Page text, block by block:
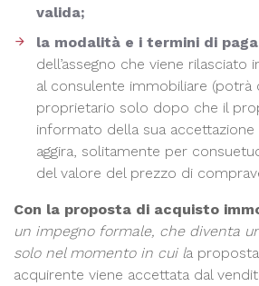
valida;
la modalità e i termini di
dell’assegno che viene
al consulente immobiliare (potrà
proprietario solo dopo che il
informato della sua
aggira, solitamente per
del valore del prezzo di
Con la proposta di acquisto
un impegno formale, che diventa
solo nel momento in cui la
acquirente viene accettata dal